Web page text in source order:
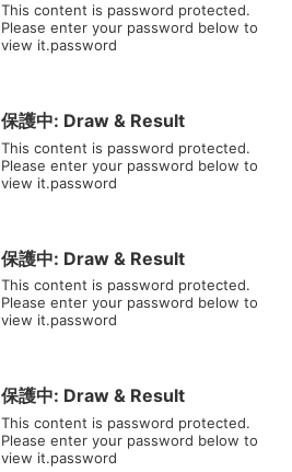
This content is password protected.
Please enter your password below to
view it.password
保護中: Draw & Result
This content is password protected.
Please enter your password below to
view it.password
保護中: Draw & Result
This content is password protected.
Please enter your password below to
view it.password
保護中: Draw & Result
This content is password protected.
Please enter your password below to
view it.password